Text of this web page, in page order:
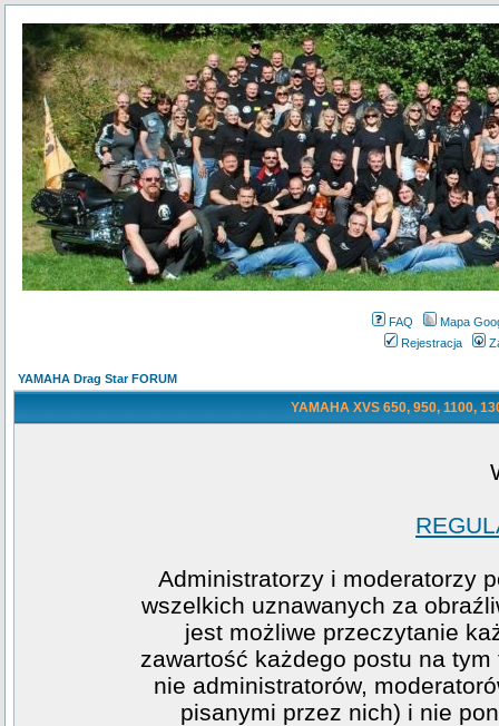
FAQ
Mapa
Rejestracja
YAMAHA Drag Star FORUM
YAMAHA XVS 650, 950, 1100,
Administratorzy i moderatorzy
wszelkich uznawanych za
jest możliwe przeczytanie
zawartość każdego postu na
nie administratorów,
pisanymi przez nich) i nie